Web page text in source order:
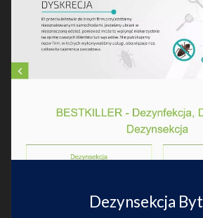
Dezynsekcja